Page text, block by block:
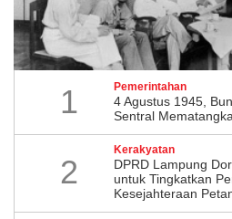
1 Pemerintahan
4 Agustus 1945,
Sentral
2
Kerakyatan
DPRD Lampung
untuk Tingkatkan
Kesejahteraan